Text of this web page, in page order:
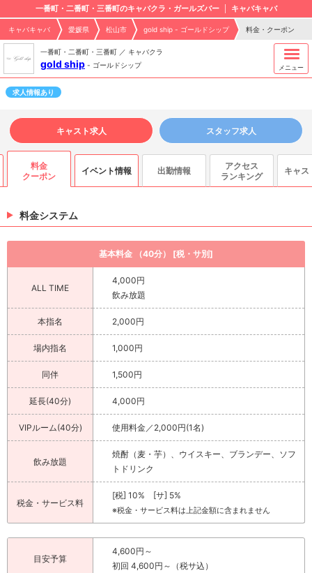
一番町・二番町・三番町のキャバクラ・ガールズバー キャバキャバ
キャバキャバ 愛媛県 松山市 gold ship - ゴールドシップ 料金・クーポン
一番町・二番町・三番町 ／ キャバクラ
gold ship - ゴールドシップ メニュー
求人情報あり
キャスト求人 スタッフ求人
料金
クーポン
イベント情報 出勤情報
アクセス
ランキング
キャス
料金システム
基本料金 （40分） [税・サ別]
ALL TIME
4,000円
飲み放題
本指名 2,000円
場内指名 1,000円
同伴 1,500円
延長(40分) 4,000円
VIPルーム(40分) 使用料金／2,000円(1名)
飲み放題
焼酎（麦・芋）、ウイスキー、ブランデー、ソフ
トドリンク
税金・サービス料
[税] 10% [サ] 5%
※税金・サービス料は上記金額に含まれません
目安予算
4,600円～
初回 4,600円～（税サ込）